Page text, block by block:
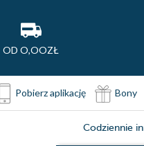
OD O,OOZŁ
Pobierz aplikację Bony
Codziennie